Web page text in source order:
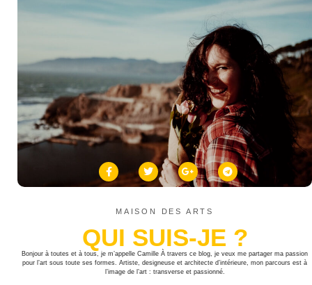
MAISON DES ARTS
QUI SUIS-JE ?
Bonjour à toutes et à tous, je m’appelle Camille À travers ce blog, je veux me partager ma passion
pour l’art sous toute ses formes. Artiste, designeuse et architecte d’intérieure, mon parcours est à
l’image de l’art : transverse et passionné.